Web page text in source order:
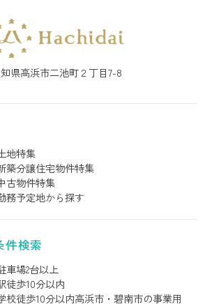
県高浜市二池町２丁目7-8
地特集
築分譲住宅物件特集
古物件特集
務予定地から探す
件検索
車場2台以上
徒歩10分以内
校徒歩10分以内高浜市・碧南市の事業用